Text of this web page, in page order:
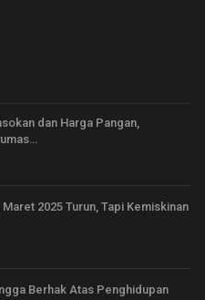
dan Harga Pangan,
2025 Turun, Tapi Kemiskinan
Berhak Atas Penghidupan